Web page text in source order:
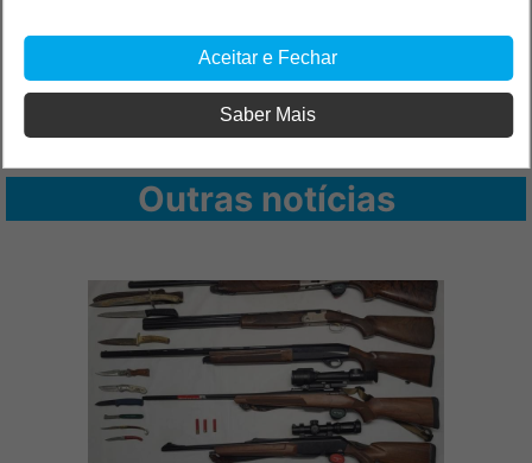
Outras notícias
Aceitar e Fechar
Saber Mais